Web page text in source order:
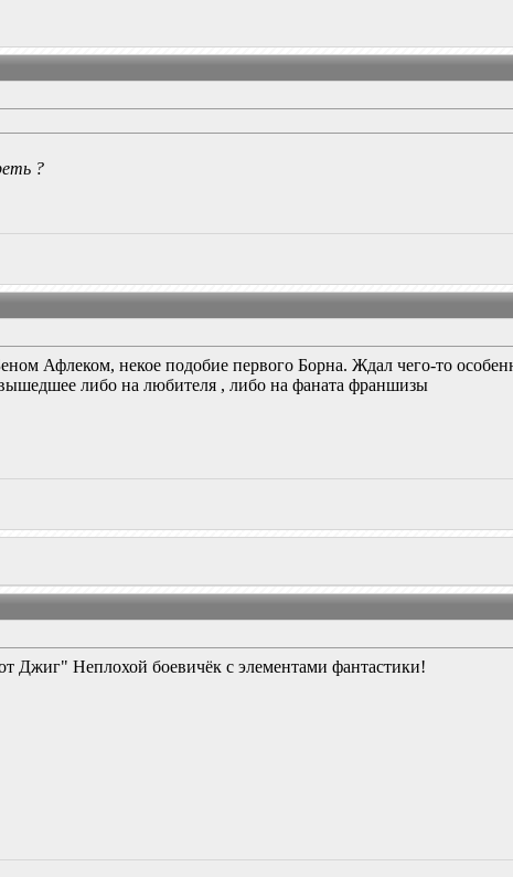
?
Афлеком, некое подобие первого Борна. Ждал чего-то
либо на любителя , либо на фаната франшизы
Джиг" Неплохой боевичёк с элементами фантастики!